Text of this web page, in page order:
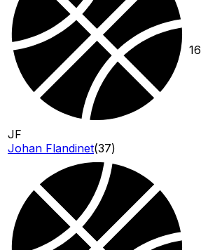
JF
Johan Flandinet(37)
16